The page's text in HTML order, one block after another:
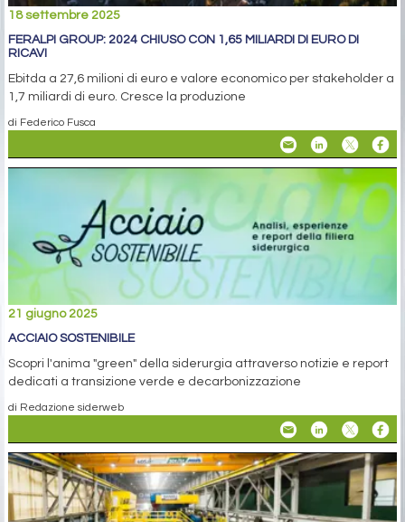
18 settembre 2025
FERALPI GROUP: 2024 CHIUSO CON 1,65 MILIARDI DI EURO DI
RICAVI
Ebitda a 27,6 milioni di euro e valore economico per stakeholder a
1,7 miliardi di euro. Cresce la produzione
di Federico Fusca
21 giugno 2025
ACCIAIO SOSTENIBILE
Scopri l'anima "green" della siderurgia attraverso notizie e report
dedicati a transizione verde e decarbonizzazione
di Redazione siderweb